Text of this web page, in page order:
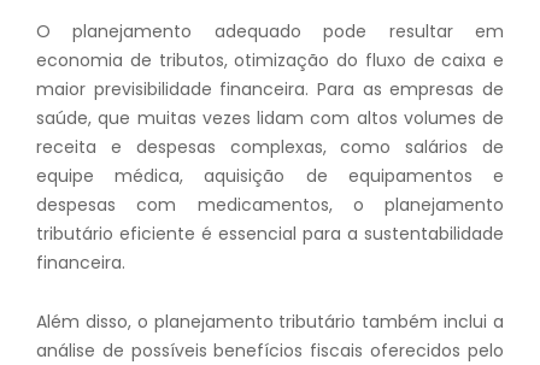
O planejamento adequado pode resultar em
economia de tributos, otimização do fluxo de caixa e
maior previsibilidade financeira. Para as empresas de
saúde, que muitas vezes lidam com altos volumes de
receita e despesas complexas, como salários de
equipe médica, aquisição de equipamentos e
despesas com medicamentos, o planejamento
tributário eficiente é essencial para a sustentabilidade
financeira.
Além disso, o planejamento tributário também inclui a
análise de possíveis benefícios fiscais oferecidos pelo